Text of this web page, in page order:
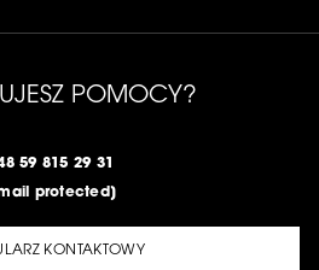
POMOCY?
59 815 29 31
protected]
KONTAKTOWY